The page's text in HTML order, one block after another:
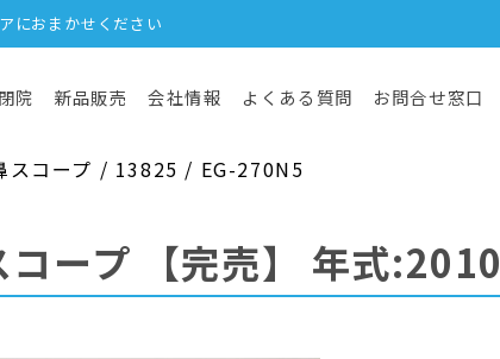
におまかせください
院 新品販売 会社情報 よくある質問 お問合せ窓口
スコープ / 13825 / EG-270N5
ープ 【完売】 年式:2010